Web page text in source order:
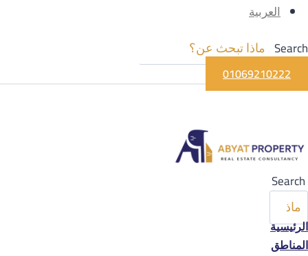
العربية
Search
01069210222
Search
الرئيسية
المناطق